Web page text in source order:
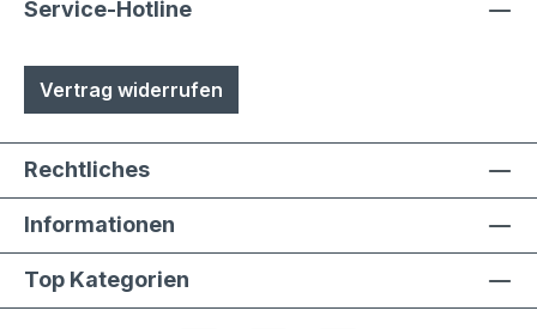
Service-Hotline
Vertrag widerrufen
Rechtliches
Informationen
Top Kategorien